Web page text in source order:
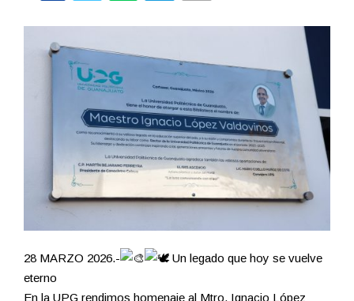
28 MARZO 2026.-
Un legado que hoy se vuelve
eterno
En la UPG rendimos homenaje al Mtro. Ignacio López